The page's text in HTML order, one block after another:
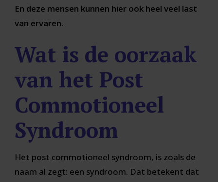
En deze mensen kunnen hier ook heel veel last
van ervaren.
Wat is de oorzaak
van het Post
Commotioneel
Syndroom
Het post commotioneel syndroom, is zoals de
naam al zegt: een syndroom. Dat betekent dat